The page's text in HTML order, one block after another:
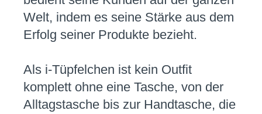
Welt, indem es seine Stärke aus dem
Erfolg seiner Produkte bezieht.
Als i-Tüpfelchen ist kein Outfit
komplett ohne eine Tasche, von der
Alltagstasche bis zur Handtasche, die